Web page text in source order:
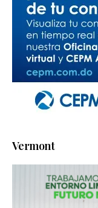
Vermont